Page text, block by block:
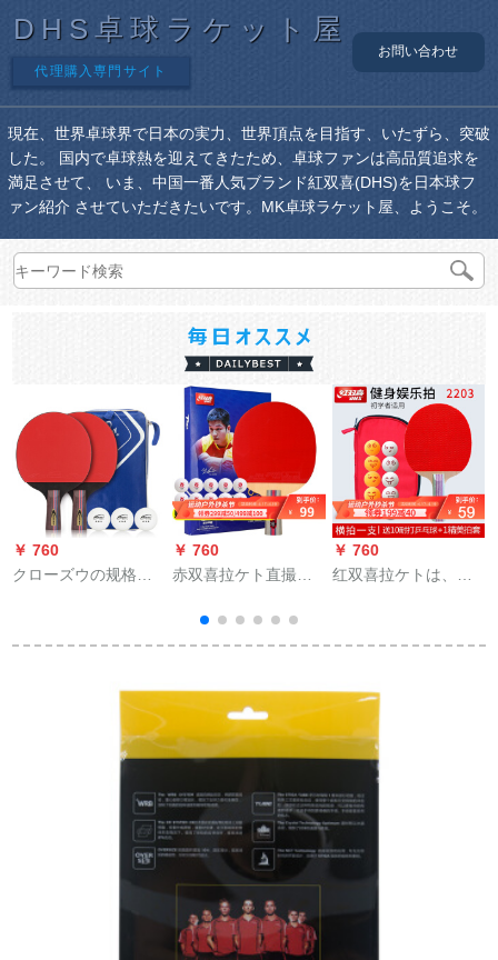
DHS卓球ラケット屋
代理購入専門サイト
お問い合わせ
現在、世界卓球界で日本の実力、世界頂点を目指す、いたずら、突破
した。 国内で卓球熱を迎えてきたため、卓球ファンは高品質追求を
満足させて、 いま、中国一番人気ブランド紅双喜(DHS)を日本球フ
ァン紹介 させていただきたいです。MK卓球ラケット屋、ようこそ。
￥ 760
クローズウの规格品
初心者の卓球ラッピ
物をしたまま、3つの
ボア+セレブをしてい
￥ 760
赤双喜拉ケト直撮り
用シーザータワー3星
4星兵パンラッケト三
CS
￥ 760
红双喜拉ケトは、规
心者向けに、横やり
します。2星の长い逆
ゴムを入れて、シン
グルだかまります。
【2203】横撮りで10
球をプロシュートす
る。1セレブです。